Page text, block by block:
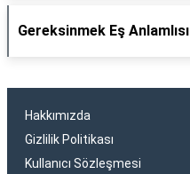
Gereksinmek Eş Anlamlısı
Hakkımızda
Gizlilik Politikası
Kullanıcı Sözleşmesi